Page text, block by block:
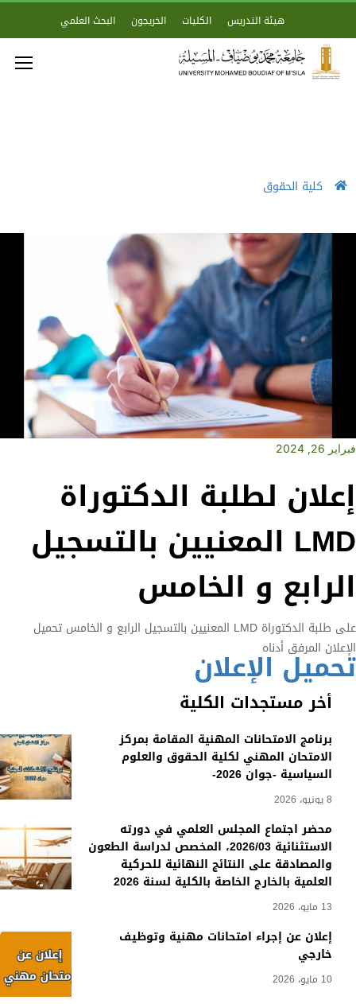
هيئة التدريس الكليات الخريجون البحث العلمي
كلية الحقوق
أخر مستجدات الكلية
برنامج الامتحانات المهنية المقامة بمركز
الامتحان المهني لكلية الحقوق والعلوم
السياسية -جوان 2026-
8 يونيو، 2026
محضر اجتماع المجلس العلمي في دورته
الاستثنائية 2026/03، المخصص لدراسة الطعون
والمصادقة على النتائج النهائية للحركية
العلمية بالخارج الخاصة بالكلية لسنة 2026
13 مايو، 2026
إعلان عن إجراء امتحانات مهنية وتوظيف
خارجي
10 مايو، 2026
فبراير 26, 2024
إعلان لطلبة الدكتوراة
LMD المعنيين بالتسجيل
الرابع و الخامس
على طلبة الدكتوراة LMD المعنيين بالتسجيل الرابع و الخامس تحميل
الإعلان المرفق أدناه
تحميل الإعلان